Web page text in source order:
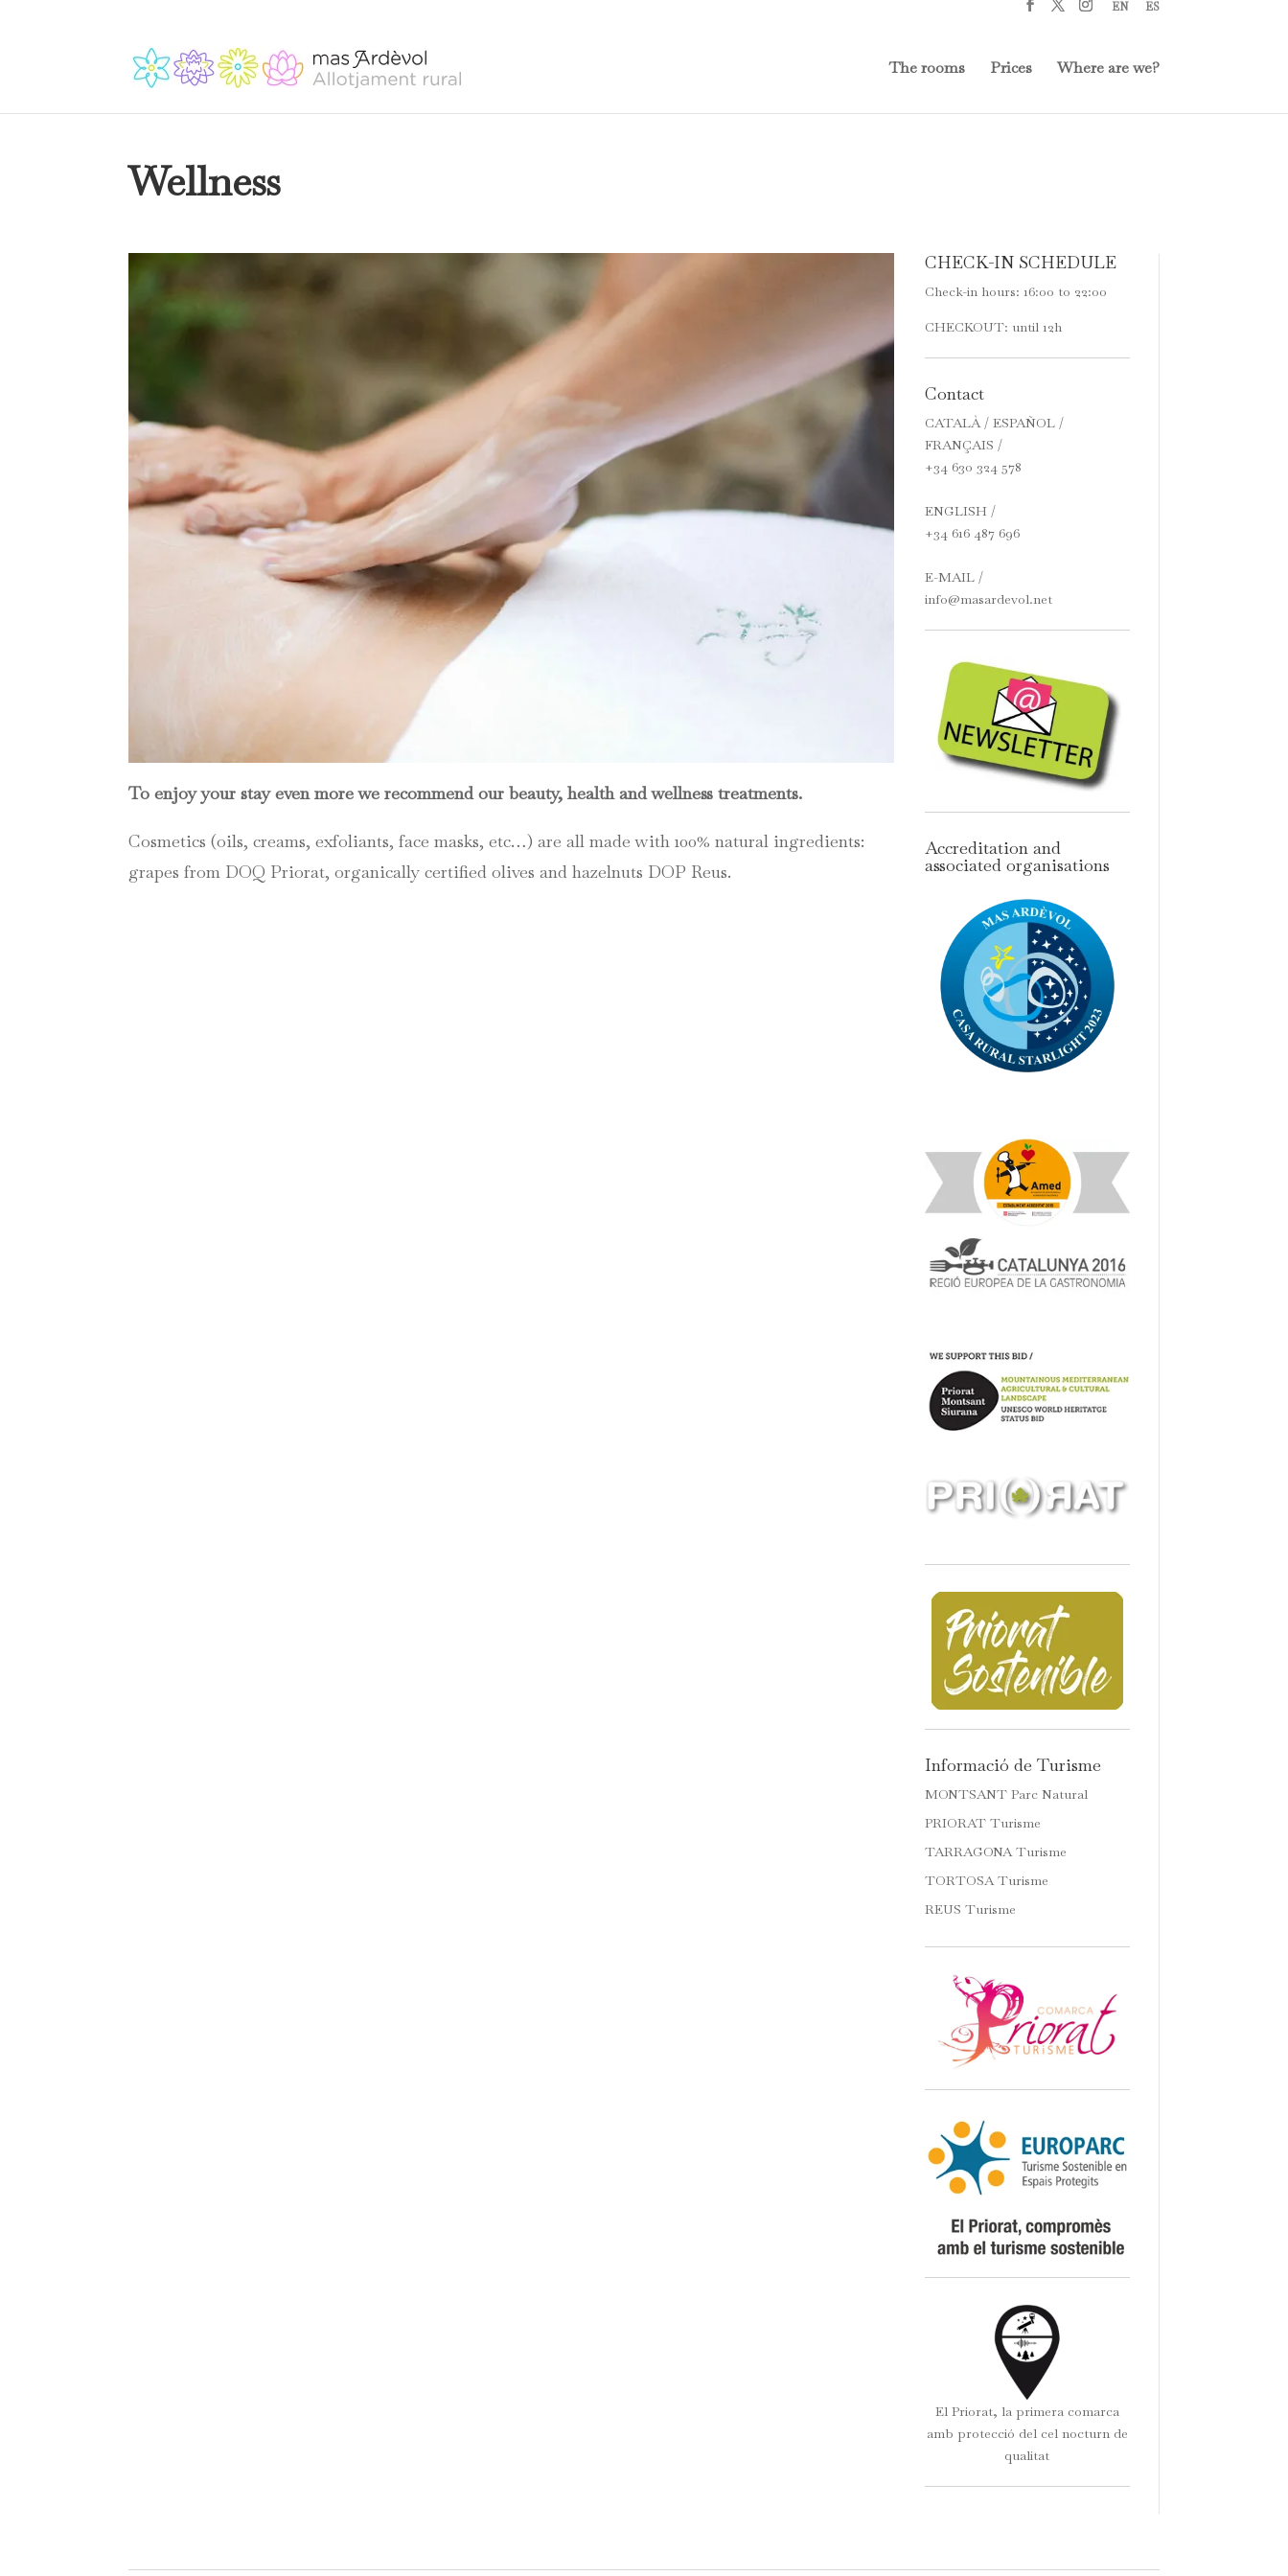
EN ES
The rooms Prices Where are we?
Wellness
To enjoy your stay even more we recommend our beauty, health and wellness treatments.
Cosmetics (oils, creams, exfoliants, face masks, etc…) are all made with 100% natural ingredients:
grapes from DOQ Priorat, organically certified olives and hazelnuts DOP Reus.
CHECK-IN SCHEDULE
Check-in hours: 16:00 to 22:00
CHECKOUT: until 12h
Contact
CATALÀ / ESPAÑOL /
FRANÇAIS /
+34 630 324 578
ENGLISH /
+34 616 487 696
E-MAIL /
info@masardevol.net
Accreditation and
associated organisations
Informació de Turisme
MONTSANT Parc Natural
PRIORAT Turisme
TARRAGONA Turisme
TORTOSA Turisme
REUS Turisme
El Priorat, la primera comarca
amb protecció del cel nocturn de
qualitat